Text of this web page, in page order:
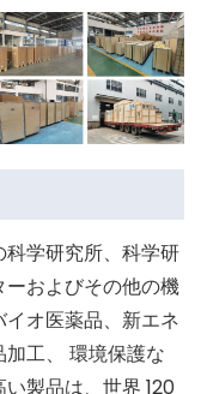
学研究所、科学研
およびその他の機
オ医薬品、新エネ
工、 環境保護な
製品は、世界 120